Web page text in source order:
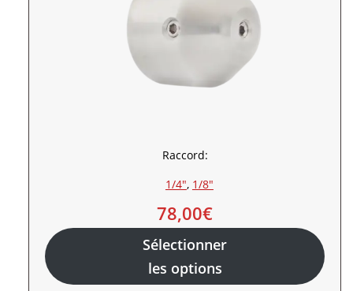
Raccord:
1/4″, 1/8″
78,00€
Sélectionner
les options